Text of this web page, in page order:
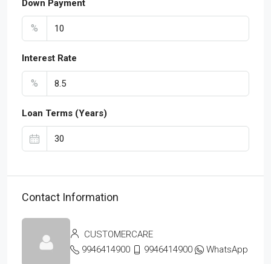
Down Payment
%
Interest Rate
%
Loan Terms (Years)
Contact Information
CUSTOMERCARE
9946414900
9946414900 WhatsApp